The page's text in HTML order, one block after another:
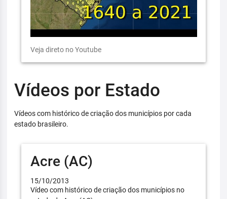
Veja direto no Youtube
Vídeos por Estado
Vídeos com histórico de criação dos municípios por cada
estado brasileiro.
Acre (AC)
15/10/2013
Vídeo com histórico de criação dos municípios no